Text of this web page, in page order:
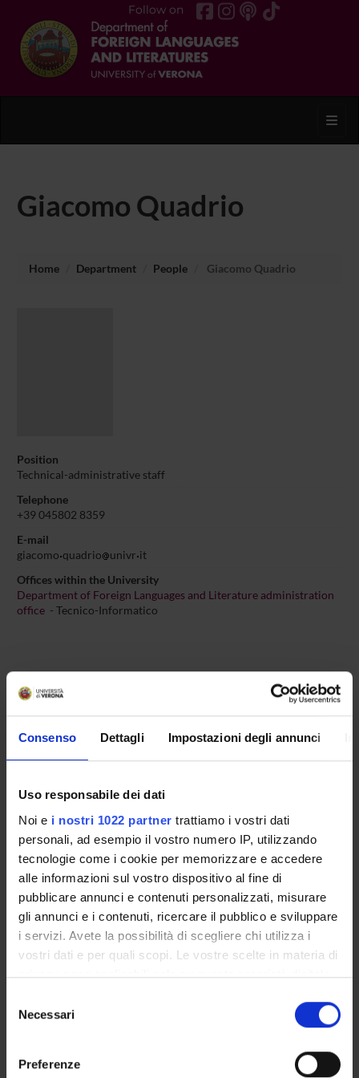
Consenso Dettagli Impostazioni degli annunci
Uso responsabile dei dati
Noi e i nostri 1022 partner trattiamo i vostri dati
personali, ad esempio il vostro numero IP, utilizzando
tecnologie come i cookie per memorizzare e accedere
alle informazioni sul vostro dispositivo al fine di
pubblicare annunci e contenuti personalizzati, misurare
gli annunci e i contenuti, ricercare il pubblico e sviluppare
i servizi. Avete la possibilità di scegliere chi utilizza i
vostri dati e per quali scopi. Le vostre scelte in materia di
privacy sono applicabili solo su questa proprietà digitale
modificare o revocare il proprio consenso in qualsiasi
momento dalla Dichiarazione sui cookie o facendo clic
delNecessari
Preferenze
Follow on
Giacomo Quadrio
Home Department People Giacomo Quadrio
Position
Technical-administrative staff
Telephone
+39 045802 8359
E-mail
giacomo quadrio univr it
Offices within the University
Department of Foreign Languages and Literature administration
office - Tecnico-Informatico
ASSIGNMENTS
ORGANISATION
GOVERNANCE
COMMITTEES
DEPARTMENT ADMINISTRATION OFFICES
STUDENT ADMINISTRATION OFFICES
LIBRARIES